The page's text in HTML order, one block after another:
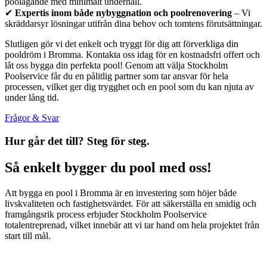
✔ Expertis inom både nybyggnation och poolrenovering – Vi
skräddarsyr lösningar utifrån dina behov och tomtens förutsättningar.
Slutligen gör vi det enkelt och tryggt för dig att förverkliga din
pooldröm i Bromma. Kontakta oss idag för en kostnadsfri offert och
låt oss bygga din perfekta pool! Genom att välja Stockholm
Poolservice får du en pålitlig partner som tar ansvar för hela
processen, vilket ger dig trygghet och en pool som du kan njuta av
under lång tid.
Frågor & Svar
Hur går det till? Steg för steg.
Så enkelt bygger du pool med oss!
Att bygga en pool i Bromma är en investering som höjer både
livskvaliteten och fastighetsvärdet. För att säkerställa en smidig och
framgångsrik process erbjuder Stockholm Poolservice
totalentreprenad, vilket innebär att vi tar hand om hela projektet från
start till mål.